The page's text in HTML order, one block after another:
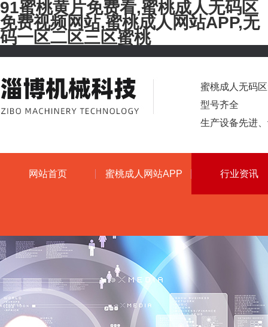
91蜜桃黄片免费看,蜜桃成人无码区
免费视频网站,蜜桃成人网站APP,无
码一区二区三区蜜桃
蜜桃成人无码区免
型号齐全
生产设备先进
网站首页 蜜桃成人网站APP 行业资讯